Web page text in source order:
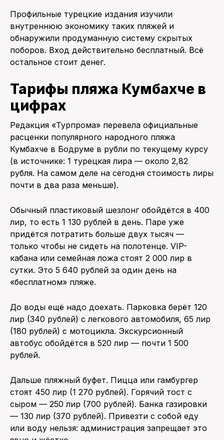
Профильные турецкие издания изучили
внутреннюю экономику таких пляжей и
обнаружили продуманную систему скрытых
поборов. Вход действительно бесплатный. Всё
остальное стоит денег.
Тарифы пляжа Кумбахче в
цифрах
Редакция «Турпрома» перевела официальные
расценки популярного народного пляжа
Кумбахче в Бодруме в рубли по текущему курсу
(в источнике: 1 турецкая лира — около 2,82
рубля. На самом деле на сегодня стоимость лиры
почти в два раза меньше).
Обычный пластиковый шезлонг обойдётся в 400
лир, то есть 1 130 рублей в день. Паре уже
придётся потратить больше двух тысяч —
только чтобы не сидеть на полотенце. VIP-
кабана или семейная ложа стоят 2 000 лир в
сутки. Это 5 640 рублей за один день на
«бесплатном» пляже.
До воды ещё надо доехать. Парковка берёт 120
лир (340 рублей) с легкового автомобиля, 65 лир
(180 рублей) с мотоцикла. Экскурсионный
автобус обойдётся в 520 лир — почти 1 500
рублей.
Дальше пляжный буфет. Пицца или гамбургер
стоят 450 лир (1 270 рублей). Горячий тост с
сыром — 250 лир (700 рублей). Банка газировки
— 130 лир (370 рублей). Привезти с собой еду
или воду нельзя: администрация запрещает это